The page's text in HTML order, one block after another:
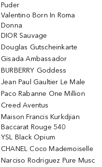
Puder
Valentino Born In Roma
Donna
DIOR Sauvage
Douglas Gutscheinkarte
Gisada Ambassador
BURBERRY Goddess
Jean Paul Gaultier Le Male
Paco Rabanne One Million
Creed Aventus
Maison Francis Kurkdjian
Baccarat Rouge 540
YSL Black Opium
CHANEL Coco Mademoiselle
Narciso Rodriguez Pure Musc